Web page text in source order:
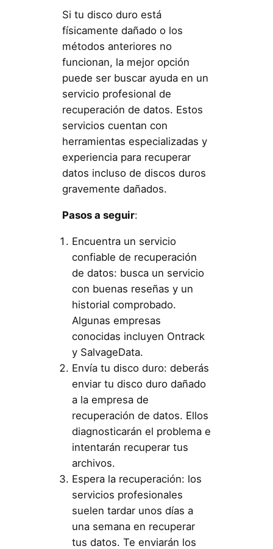
Si tu disco duro está
físicamente dañado o los
métodos anteriores no
funcionan, la mejor opción
puede ser buscar ayuda en un
servicio profesional de
recuperación de datos. Estos
servicios cuentan con
herramientas especializadas y
experiencia para recuperar
datos incluso de discos duros
gravemente dañados.
Pasos a seguir:
Encuentra un servicio
confiable de recuperación
de datos: busca un servicio
con buenas reseñas y un
historial comprobado.
Algunas empresas
conocidas incluyen Ontrack
y SalvageData.
Envía tu disco duro: deberás
enviar tu disco duro dañado
a la empresa de
recuperación de datos. Ellos
diagnosticarán el problema e
intentarán recuperar tus
archivos.
Espera la recuperación: los
servicios profesionales
suelen tardar unos días a
una semana en recuperar
tus datos. Te enviarán los